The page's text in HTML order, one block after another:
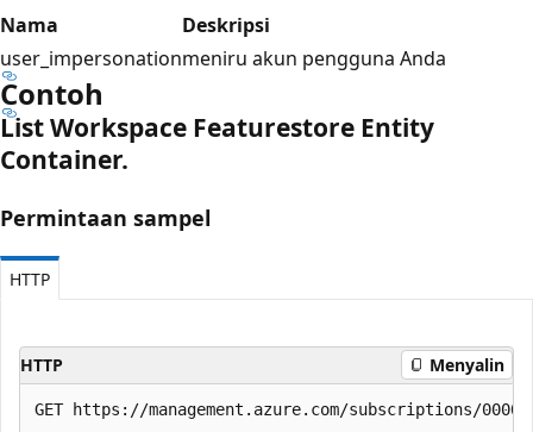
Nama
Deskripsi
user_impersonationmeniru akun pengguna Anda
Contoh
List Workspace Featurestore Entity
Container.
Permintaan sampel
HTTP
HTTP Menyalin